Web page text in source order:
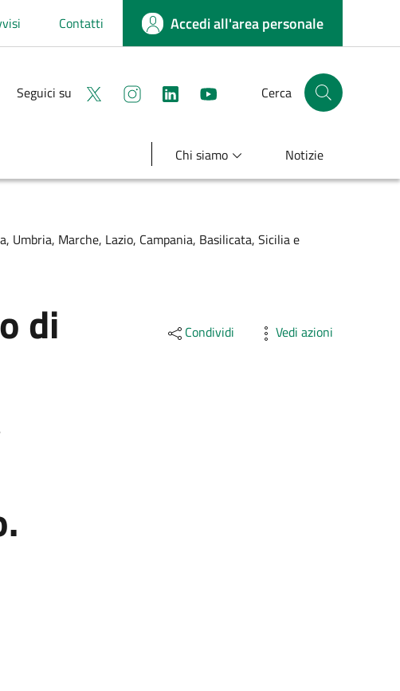
Contatti Accedi all'area personale
Seguici su Seguici su XSeguici su instagram
linkedin youtubeCerca Cerca nel sito
Chi siamo Notizie
Umbria, Marche, Lazio, Campania, Basilicata, Sicilia e
di
Condividi Vedi azioni